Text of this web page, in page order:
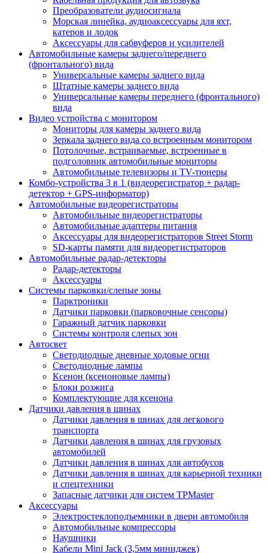
Преобразователи аудиосигнала
Морская линейка, аудиоаксессуары для яхт,
катеров и лодок
Аксессуары для сабвуферов и усилителей
Автомобильные камеры заднего/переднего
(фронтального) вида
Универсальные камеры заднего вида
Штатные камеры заднего вида
Универсальные камеры переднего (фронтального)
вида
Видео устройства c монитором
Мониторы для камеры заднего вида
Зеркала заднего вида со встроенным монитором
Потолочные, встраиваемые, встроенные в
подголовник автомобильные мониторы
Автомобильные телевизоры и TV-тюнеры
Комбо-устройства 3 в 1 (видеорегистратор + радар-
детектор + GPS-информатор)
Автомобильные видеорегистраторы
Автомобильные видеорегистраторы
Автомобильные адаптеры питания
Аксессуары для видеорегистраторов Street Storm
SD-карты памяти для видеорегистраторов
Автомобильные радар-детекторы
Радар-детекторы
Аксессуары
Системы парковки/слепые зоны
Парктроники
Датчики парковки (парковочные сенсоры)
Гаражный датчик парковки
Системы контроля слепых зон
Автосвет
Светодиодные дневные ходовые огни
Светодиодные лампы
Ксенон (ксеноновые лампы)
Блоки розжига
Комплектующие для ксенона
Датчики давления в шинах
Датчики давления в шинах для легкового
транспорта
Датчики давления в шинах для грузовых
автомобилей
Датчики давления в шинах для автобусов
Датчики давления в шинах для карьерной техники
и спецтехники
Запасные датчики для систем TPMaster
Аксессуары
Электростеклоподъемники в двери автомобиля
Автомобильные компрессоры
Наушники
Кабели Mini Jack (3,5мм миниджек)